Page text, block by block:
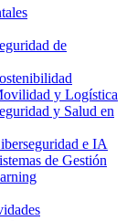
de
y Logística
y Salud en
e IA
de Gestión